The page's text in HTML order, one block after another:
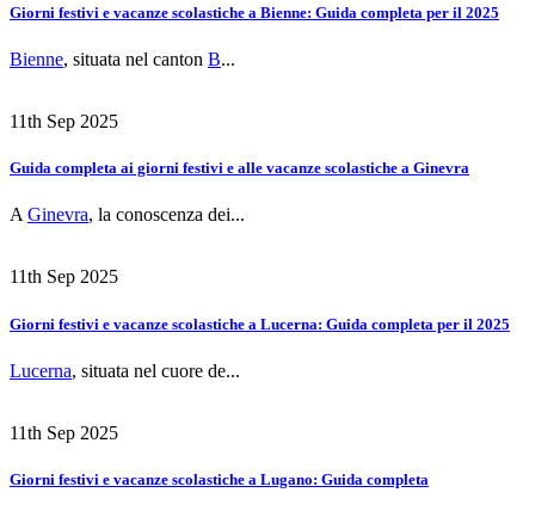
Giorni festivi e vacanze scolastiche a Bienne: Guida completa per il 2025
Bienne, situata nel canton B...
11th Sep 2025
Guida completa ai giorni festivi e alle vacanze scolastiche a Ginevra
AGinevra, la conoscenza dei...
11th Sep 2025
Giorni festivi e vacanze scolastiche a Lucerna: Guida completa per il 2025
Lucerna, situata nel cuore de...
11th Sep 2025
Giorni festivi e vacanze scolastiche a Lugano: Guida completa